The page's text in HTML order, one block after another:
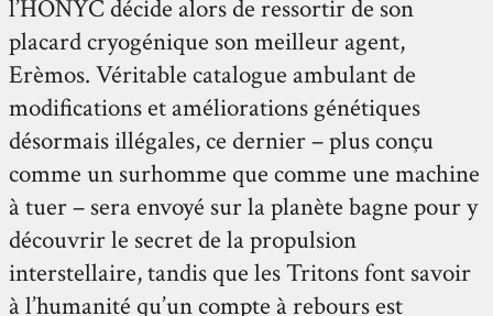
l’HONYC décide alors de ressortir de son
placard cryogénique son meilleur agent,
Erèmos. Véritable catalogue ambulant de
modifications et améliorations génétiques
désormais illégales, ce dernier – plus conçu
comme un surhomme que comme une machine
à tuer – sera envoyé sur la planète bagne pour y
découvrir le secret de la propulsion
interstellaire, tandis que les Tritons font savoir
à l’humanité qu’un compte à rebours est